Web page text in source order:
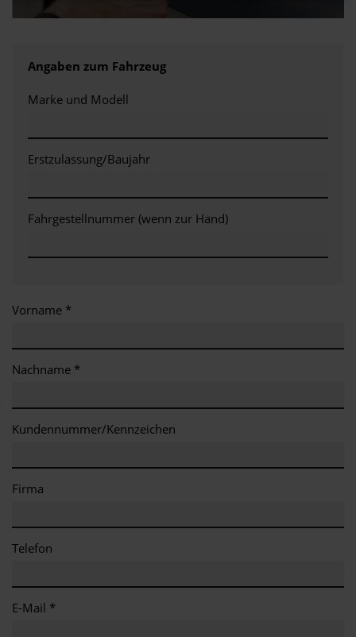
Angaben zum Fahrzeug
Marke und Modell
Erstzulassung/Baujahr
Fahrgestellnummer (wenn zur Hand)
Vorname *
Nachname *
Kundennummer/Kennzeichen
Firma
Telefon
E-Mail *